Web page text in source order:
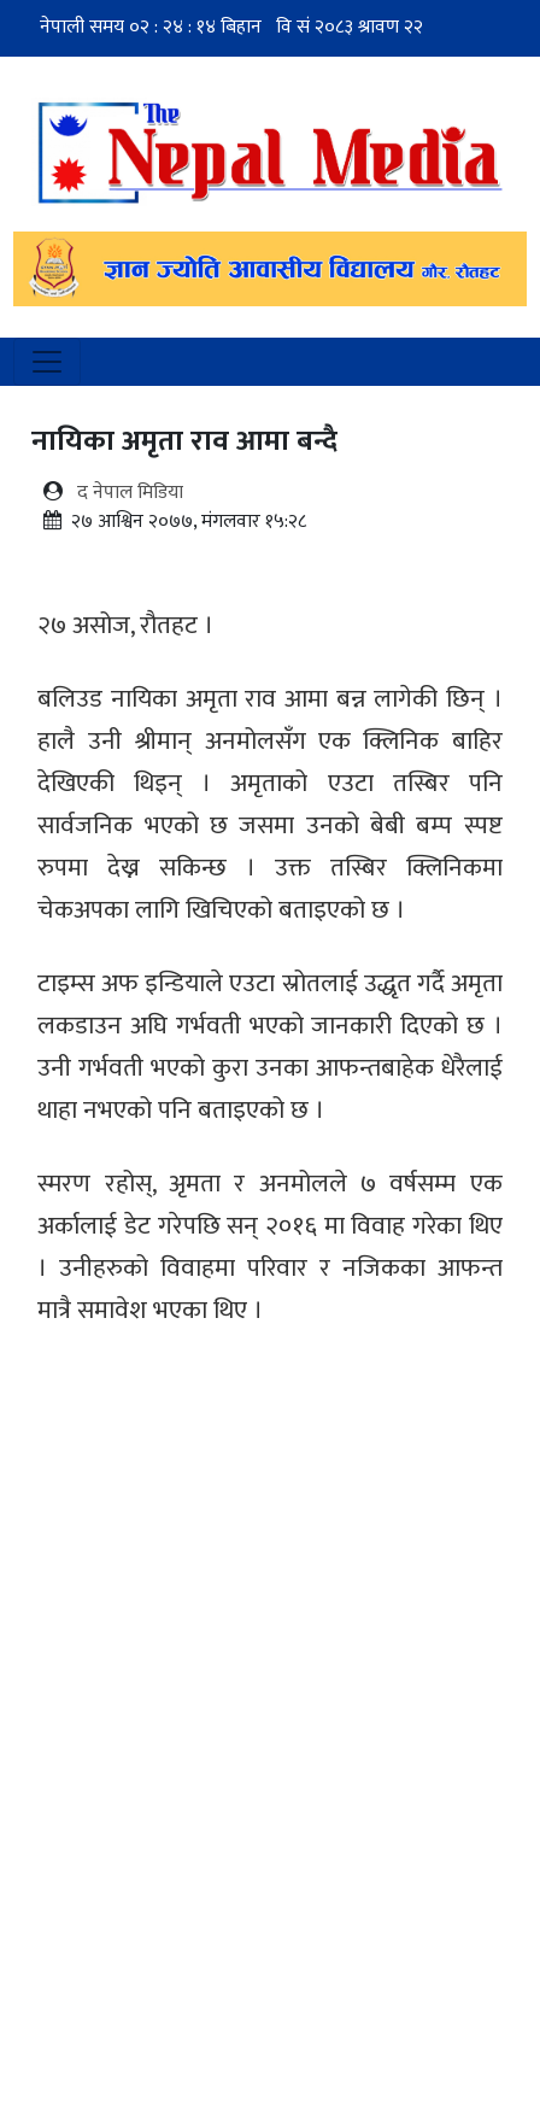
नायिका अमृता राव आमा बन्दै
द नेपाल मिडिया
२७ आश्विन २०७७, मंगलवार १५:२८
२७ असोज, रौतहट ।
बलिउड नायिका अमृता राव आमा बन्न लागेकी छिन् ।
हालै उनी श्रीमान् अनमोलसँग एक क्लिनिक बाहिर
देखिएकी थिइन् । अमृताको एउटा तस्बिर पनि
सार्वजनिक भएको छ जसमा उनको बेबी बम्प स्पष्ट
रुपमा देख्न सकिन्छ । उक्त तस्बिर क्लिनिकमा
चेकअपका लागि खिचिएको बताइएको छ ।
टाइम्स अफ इन्डियाले एउटा स्रोतलाई उद्धृत गर्दै अमृता
लकडाउन अघि गर्भवती भएको जानकारी दिएको छ ।
उनी गर्भवती भएको कुरा उनका आफन्तबाहेक धेरैलाई
थाहा नभएको पनि बताइएको छ ।
स्मरण रहोस्, अृमता र अनमोलले ७ वर्षसम्म एक
अर्कालाई डेट गरेपछि सन् २०१६ मा विवाह गरेका थिए
। उनीहरुको विवाहमा परिवार र नजिकका आफन्त
मात्रै समावेश भएका थिए ।